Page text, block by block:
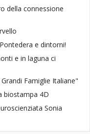
della connessione
e dintorni!
e in laguna ci
Famiglie Italiane"
biostampa 4D
Sonia